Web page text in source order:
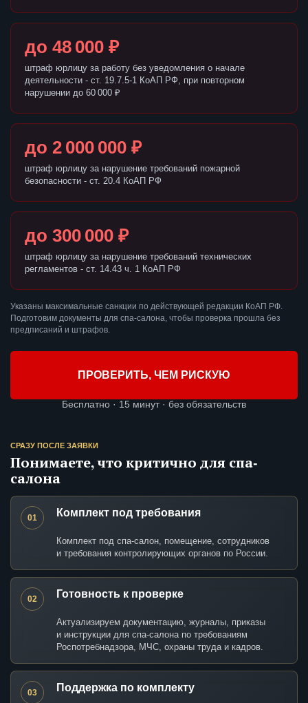
до 48 000 ₽
штраф юрлицу за работу без уведомления о начале
деятельности - ст. 19.7.5-1 КоАП РФ, при повторном
нарушении до 60 000 ₽
до 2 000 000 ₽
штраф юрлицу за нарушение требований пожарной
безопасности - ст. 20.4 КоАП РФ
до 300 000 ₽
штраф юрлицу за нарушение требований технических
регламентов - ст. 14.43 ч. 1 КоАП РФ
Указаны максимальные санкции по действующей редакции КоАП РФ.
Подготовим документы для спа-салона, чтобы проверка прошла без
предписаний и штрафов.
ПРОВЕРИТЬ, ЧЕМ РИСКУЮ
Бесплатно · 15 минут · без обязательств
СРАЗУ ПОСЛЕ ЗАЯВКИ
Понимаете, что критично для спа-
салона
01 Комплект под требования
Комплект под спа-салон, помещение, сотрудников
и требования контролирующих органов по России.
02 Готовность к проверке
Актуализируем документацию, журналы, приказы
и инструкции для спа-салона по требованиям
Роспотребнадзора, МЧС, охраны труда и кадров.
03 Поддержка по комплекту